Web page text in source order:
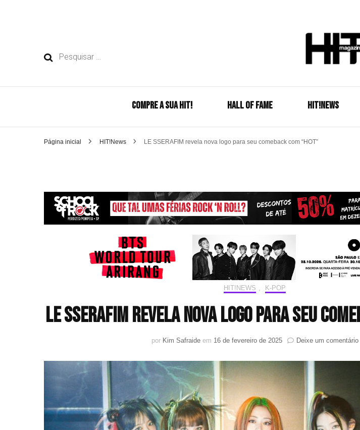
Pesquisar
COMPRE A SUA HIT! HALL OF FAME HIT!NEWS
Página inicial HIT!News LE SSERAFIM revela nova logo para seu comeback com “HOT”
HIT!NEWS K-POP
LE SSERAFIM revela nova logo para seu
por Kim Safraide em 16 de fevereiro de 2025 Deixe um comentário